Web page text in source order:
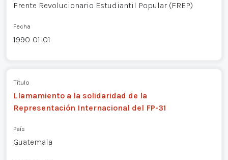
Frente Revolucionario Estudiantil Popular (FREP)
Fecha
1990-01-01
Título
Llamamiento a la solidaridad de la
Representación Internacional del FP-31
País
Guatemala